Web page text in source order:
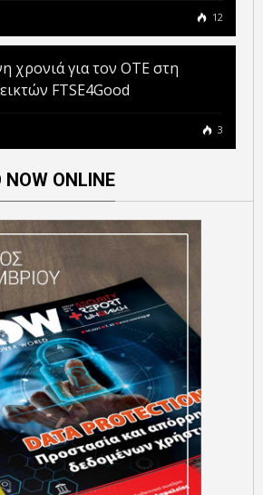
12
χρονιά για τον ΟΤΕ στη
FTSE4Good
3
ONLINE